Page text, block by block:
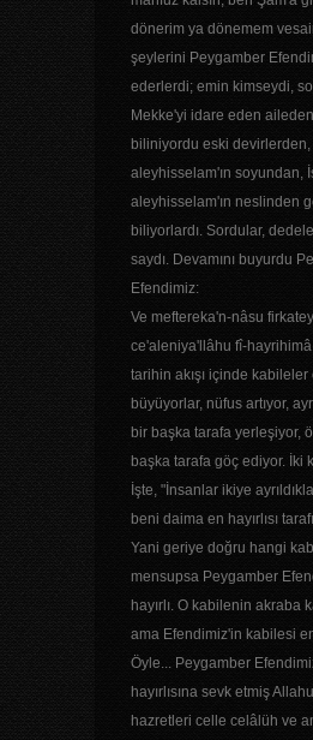
dönerim ya dönemem
şeylerini Peygamber
ederlerdi; emin kimseydi,
Mekke'yi idare eden
biliniyordu eski
aleyhisselam'ın soyundan,
aleyhisselam'ın neslinden
biliyorlardı. Sordular,
saydı. Devamını buyurdu
Efendimiz:
Ve meftereka'n-nâsu
ce'aleniya'llâhu fî-
tarihin akışı içinde
büyüyorlar, nüfus artıyor,
bir başka tarafa yerleşiyor,
başka tarafa göç ediyor. İki
İşte, "İnsanlar ikiye
beni daima en hayırlısı
Yani geriye doğru hangi
mensupsa Peygamber
hayırlı. O kabilenin akraba
ama Efendimiz'in kabilesi
Öyle... Peygamber
hayırlısına sevk etmiş
hazretleri celle celâlüh ve